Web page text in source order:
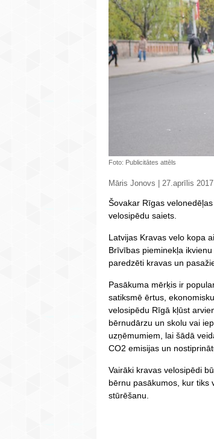
Foto: Publicitātes attēls
Māris Jonovs | 27.aprīlis
Šovakar Rīgas
velosipēdu saiets.
Latvijas Kravas velo kopa
Brīvības pieminekļa
paredzēti kravas un
Pasākuma mērķis ir
satiksmē ērtus,
velosipēdu Rīgā kļūst
bērnudārzu un skolu vai
uzņēmumiem, lai šādā
CO2 emisijas un
Vairāki kravas velosipēdi
bērnu pasākumos, kur tiks
stūrēšanu.